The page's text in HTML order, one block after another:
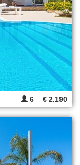
6 € 2.190